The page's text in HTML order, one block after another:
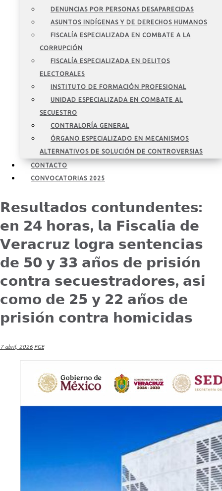
DENUNCIAS POR PERSONAS DESAPARECIDAS
ASUNTOS INDÍGENAS Y DE DERECHOS HUMANOS
FISCALÍA ESPECIALIZADA EN COMBATE A LA
CORRUPCIÓN
FISCALÍA ESPECIALIZADA EN DELITOS
ELECTORALES
INSTITUTO DE FORMACIÓN PROFESIONAL
UNIDAD ESPECIALIZADA EN COMBATE AL
SECUESTRO
CONTRALORÍA GENERAL
ÓRGANO ESPECIALIZADO EN MECANISMOS
ALTERNATIVOS DE SOLUCIÓN DE CONTROVERSIAS
CONTACTO
CONVOCATORIAS 2025
𝗥𝗲𝘀𝘂𝗹𝘁𝗮𝗱𝗼𝘀 𝗰𝗼𝗻𝘁𝘂𝗻𝗱𝗲𝗻𝘁𝗲𝘀:
𝗲𝗻 𝟮𝟰 𝗵𝗼𝗿𝗮𝘀, 𝗹𝗮 𝗙𝗶𝘀𝗰𝗮𝗹𝗶́𝗮 𝗱𝗲
𝗩𝗲𝗿𝗮𝗰𝗿𝘂𝘇 𝗹𝗼𝗴𝗿𝗮 𝘀𝗲𝗻𝘁𝗲𝗻𝗰𝗶𝗮𝘀
𝗱𝗲 𝟱𝟬 𝘆 𝟯𝟯 𝗮𝗻̃𝗼𝘀 𝗱𝗲 𝗽𝗿𝗶𝘀𝗶𝗼́𝗻
𝗰𝗼𝗻𝘁𝗿𝗮 𝘀𝗲𝗰𝘂𝗲𝘀𝘁𝗿𝗮𝗱𝗼𝗿𝗲𝘀, 𝗮𝘀𝗶́
𝗰𝗼𝗺𝗼 𝗱𝗲 𝟮𝟱 𝘆 𝟮𝟮 𝗮𝗻̃𝗼𝘀 𝗱𝗲
𝗽𝗿𝗶𝘀𝗶𝗼́𝗻 𝗰𝗼𝗻𝘁𝗿𝗮 𝗵𝗼𝗺𝗶𝗰𝗶𝗱𝗮𝘀
7 abril, 2026 FGE